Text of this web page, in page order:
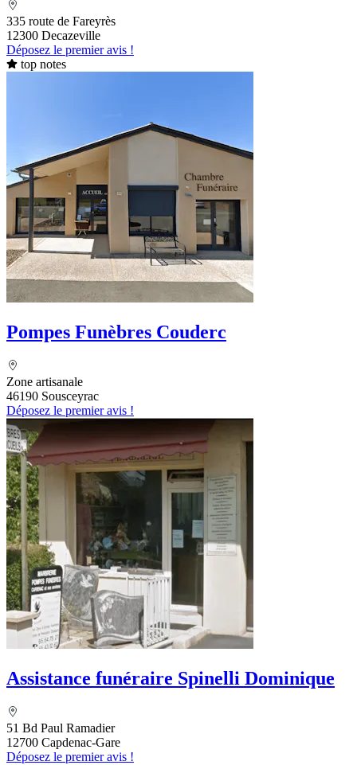
335 route de Fareyrès
12300 Decazeville
Déposez le premier avis !
top notes
Pompes Funèbres Couderc
Zone artisanale
46190 Sousceyrac
Déposez le premier avis !
Assistance funéraire Spinelli Dominique
51 Bd Paul Ramadier
12700 Capdenac-Gare
Déposez le premier avis !